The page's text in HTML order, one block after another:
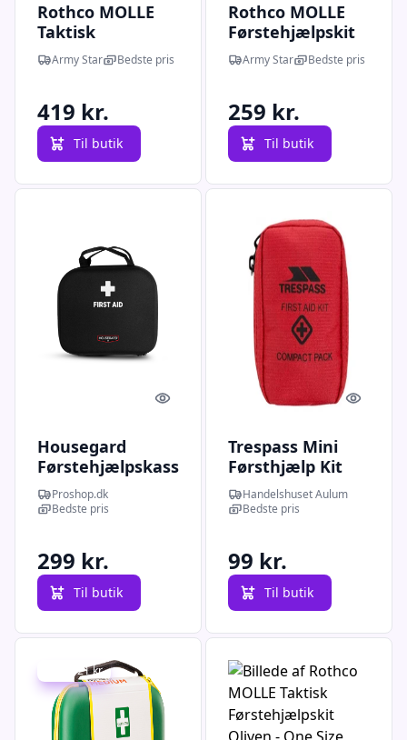
Rothco MOLLE
Taktisk
Førstehjælpskit
Rød
Army Star Bedste pris
419 kr.
Til butik
Rothco MOLLE
Førstehjælpskit
Pouch Rød - One
Size
Army Star Bedste pris
259 kr.
Til butik
Quick look
Housegard
Førstehjælpskasse
Førstehjælpskit,
Plus
Proshop.dk
Bedste pris
299 kr.
Til butik
Quick
Trespass Mini
Førsthjælp Kit
Handelshuset Aulum
Bedste pris
99 kr.
Til butik
Spar 121 kr.